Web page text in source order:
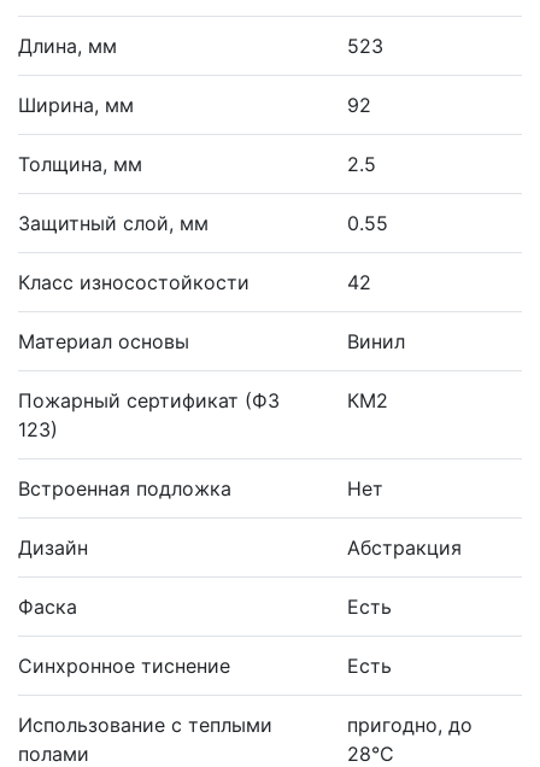
Длина, мм 523
Ширина, мм 92
Толщина, мм 2.5
Защитный слой, мм 0.55
Класс износостойкости 42
Материал основы Винил
Пожарный сертификат (ФЗ
123)
КМ2
Встроенная подложка Нет
Дизайн Абстракция
Фаска Есть
Синхронное тиснение Есть
Использование с теплыми
полами
пригодно, до
28°С